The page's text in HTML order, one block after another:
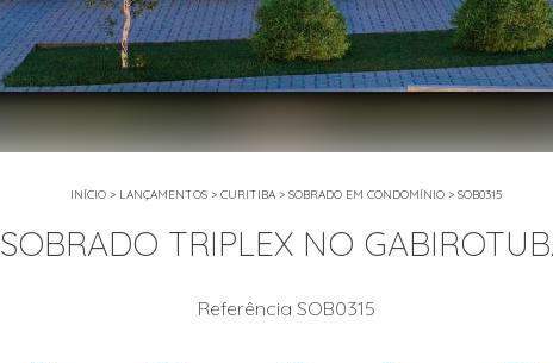
INÍCIO > LANÇAMENTOS > CURITIBA > SOBRADO EM CONDOMÍNIO > SOB0315
SOBRADO TRIPLEX NO
Referência SOB0315